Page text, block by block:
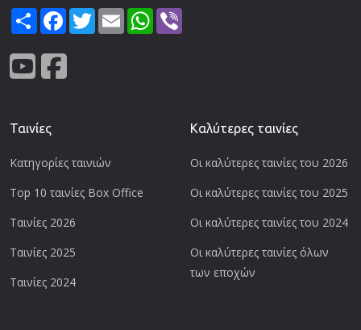
ShareFacebook
TwitterEmail WhatsApp
Ταινίες
Κατηγορίες ταινιών
Top 10 ταινίες Box Office
Ταινίες 2026
Ταινίες 2025
Ταινίες 2024
Καλύτερες ταινίες
Οι καλύτερες ταινίες του 2026
Οι καλύτερες ταινίες του 2025
Οι καλύτερες ταινίες του 2024
Οι καλύτερες ταινίες όλων
των εποχών